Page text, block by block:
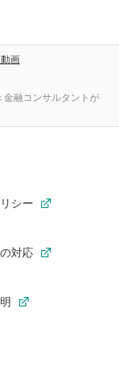
画
金融コンサルタントが
シー
対応